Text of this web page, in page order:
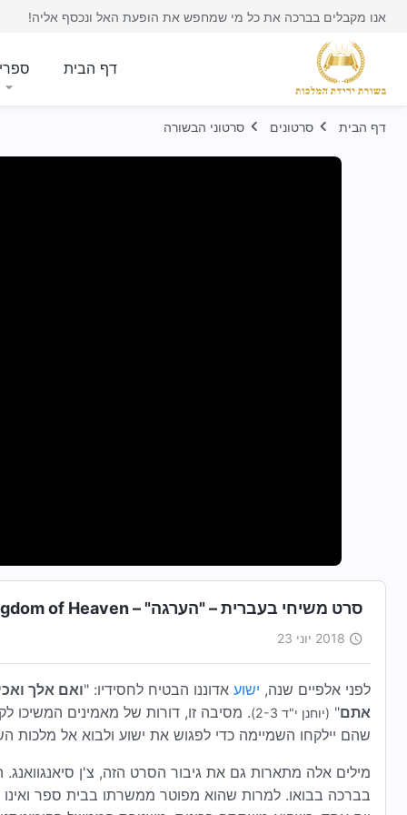
אנו מקבלים בברכה את כל מי שמחפש את הופעת האל ונכסף אליה!
דף הבית
דף הבית סרטונים סרטוני הבשורה
סרט משיחי בעברית – "הערגה" – God Reveals the Mystery of Kingdom of Heaven
2018 יוני 23
לפני אלפיים שנה, ישוע אדוננו הבטיח לחסידיו: "ואם אלך
אתם" (יוחנן י"ד 2-3)
. מסיבה זו, דורות של מאמינים המשיכו
שהם יילקחו השמיימה כדי לפגוש את ישוע ולבוא אל מלכות
מילים אלה מתארות גם את גיבור הסרט הזה, צ'ן
בברכה בבואו. למרות שהוא מפוטר ממשרתו בבית ספר